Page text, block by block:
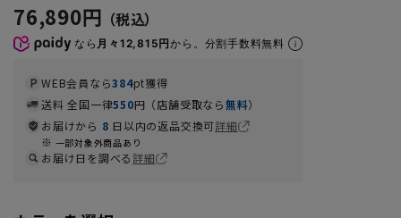
76,890円
なら 月々12,815円から。分割手数料無料
WEB会員なら384pt獲得
送料 全国一律550円（店舗受取なら無料）
お届けから 8 日以内の返品交換可詳細
一部対象外商品あり
お届け日を調べる詳細